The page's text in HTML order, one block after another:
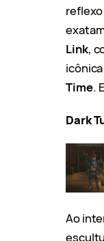
Link,
Time.
Dark
Ao